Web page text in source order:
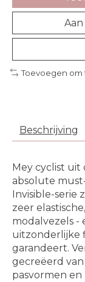
Toevoegen
Beschrijving
Mey cyclist uit
absolute
Invisible-serie
zeer
modalvezels -
uitzonderlijke
garandeert.
gecreëerd
pasvormen